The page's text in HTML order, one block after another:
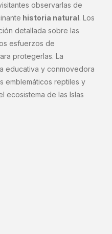
observarlas de
historia natural. Los
detallada sobre las
esfuerzos de
protegerlas. La
educativa y conmovedora
emblemáticos reptiles y
ecosistema de las Islas